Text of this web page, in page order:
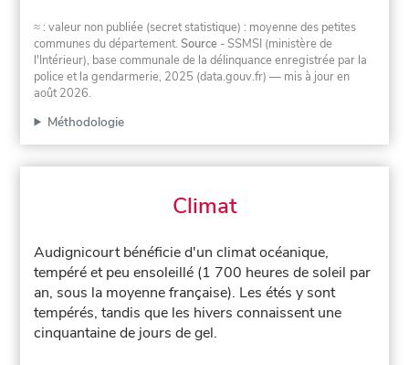
≈ : valeur non publiée (secret statistique) : moyenne des petites
communes du département.Source - SSMSI (ministère de
l'Intérieur), base communale de la délinquance enregistrée par la
police et la gendarmerie, 2025 (data.gouv.fr) — mis à jour en
août 2026.
Méthodologie
Climat
Audignicourt bénéficie d'un climat océanique,
tempéré et peu ensoleillé (1 700 heures de soleil par
an, sous la moyenne française). Les étés y sont
tempérés, tandis que les hivers connaissent une
cinquantaine de jours de gel.